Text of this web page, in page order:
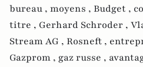
bureau , moyens , Budget ,
titre , Gerhard Schroder ,
Stream AG , Rosneft ,
Gazprom , gaz russe ,